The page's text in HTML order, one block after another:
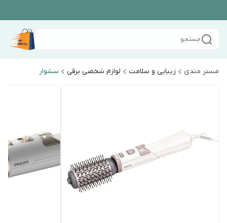
جستجو
مستر مندی زیبایی و سلامت لوازم شخصی برقی سشوار